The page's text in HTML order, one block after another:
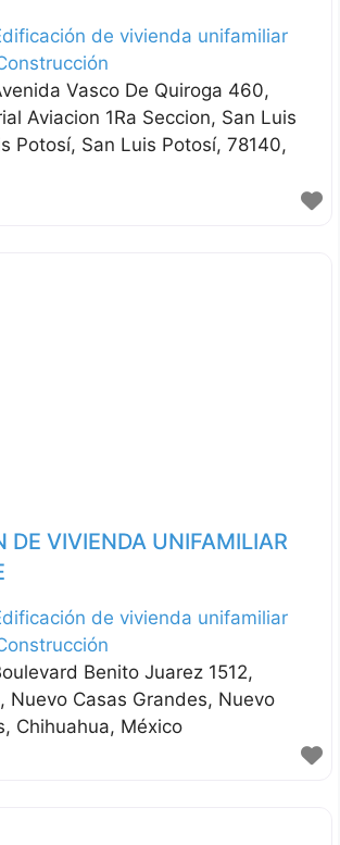
de vivienda unifamiliar
Vasco De Quiroga 460,
Aviacion 1Ra Seccion, San Luis
Potosí San Luis Potosí 78140
DE VIVIENDA UNIFAMILIAR
de vivienda unifamiliar
Benito Juarez 1512,
Nuevo Casas Grandes Nuevo
Chihuahua México